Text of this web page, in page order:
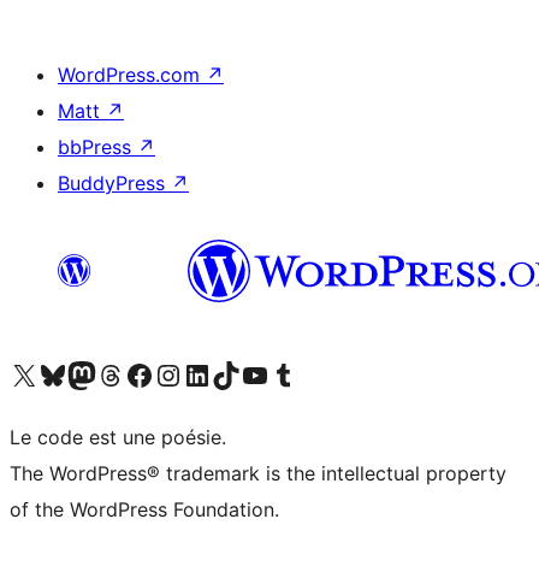
WordPress.com ↗
Matt ↗
bbPress ↗
BuddyPress ↗
Visitez notre compte X (précédemment Twitter)
Visiter notre compte Bluesky
Visiter notre compte Mastodon
Visiter notre compte Threads
Consulter notre compte Facebook
Consulter notre compte Instagram
Consulter notre compte LinkedIn
Visiter notre compte TokTok
Visiter notre chaîne YouTube
Visiter notre compte Tumblr
Le code est une poésie.
The WordPress® trademark is the intellectual property
of the WordPress Foundation.